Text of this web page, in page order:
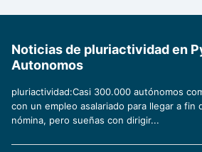
Noticias de pluriactividad en
Autonomos
pluriactividad:Casi 300.000 autónomos
con un empleo asalariado para llegar a fin
nómina, pero sueñas con dirigir...